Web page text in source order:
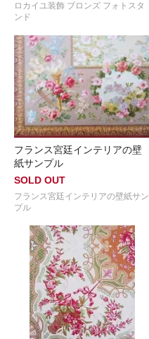
ロカイユ装飾 ブロンズ フォトスタ
ンド
フランス宮廷インテリアの壁
紙サンプル
SOLD OUT
フランス宮廷インテリアの壁紙サン
プル